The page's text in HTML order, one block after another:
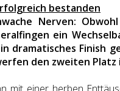
bestanden
Nerven:
ein
dramatisches Finish
den zweiten Platz